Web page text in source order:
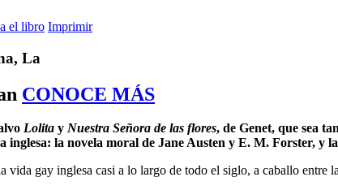
el libro Imprimir
La
CONOCE MÁS
Lolita y Nuestra Señora de las flores, de Genet, que sea
inglesa: la novela moral de Jane Austen y E. M. Forster,
vida gay inglesa casi a lo largo de todo el siglo, a caballo